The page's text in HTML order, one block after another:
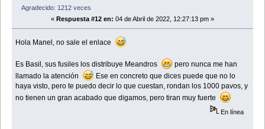
Agradecido: 1212 veces
« Respuesta #12 en: 04 de Abril de 2022, 12:27:13 pm »
Hola Manel, no sale el enlace
Es Basil, sus fusiles los distribuye Meandros
pero nunca me han
llamado la atención
Ese en concreto que dices puede que no lo
haya visto, pero te puedo decir lo que cuestan, rondan los 1000 pavos, y
no tienen un gran acabado que digamos, pero tiran muy fuerte
En línea